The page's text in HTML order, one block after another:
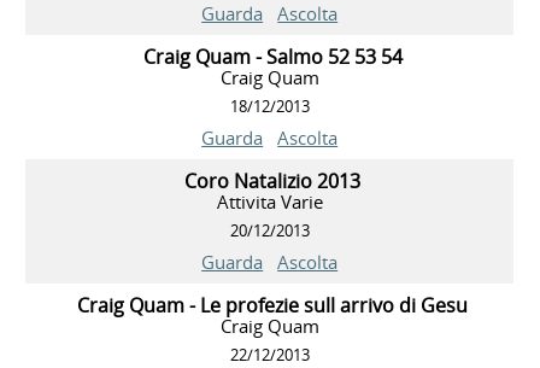
Guarda Ascolta
Craig Quam - Salmo 52 53 54
Craig Quam
18/12/2013
Guarda Ascolta
Coro Natalizio 2013
Attivita Varie
20/12/2013
Guarda Ascolta
Craig Quam - Le profezie sull arrivo di Gesu
Craig Quam
22/12/2013